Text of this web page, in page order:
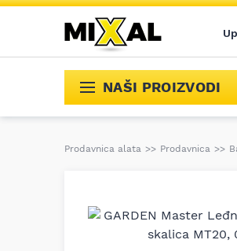
NAŠI PROIZVODI
Prodavnica alata >> Prodavnica >>